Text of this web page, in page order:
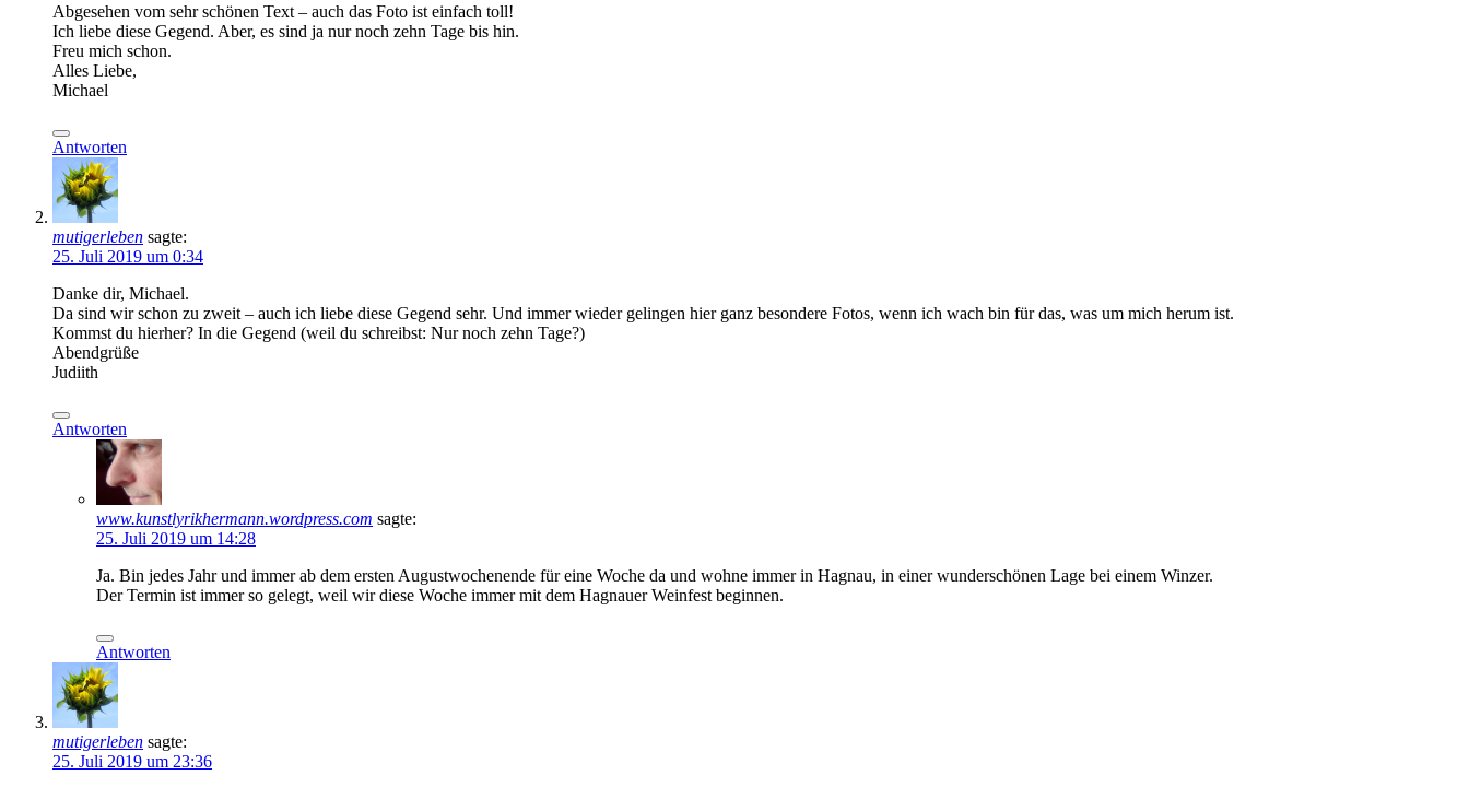
Abgesehen vom sehr schönen Text – auch das Foto ist einfach toll!
Ich liebe diese Gegend. Aber, es sind ja nur noch zehn Tage bis hin.
Freu mich schon.
Alles Liebe,
Michael
Antworten
mutigerleben sagte:
25. Juli 2019 um 0:34
Danke dir, Michael.
Da sind wir schon zu zweit – auch ich liebe diese Gegend sehr. Und immer wieder gelingen hier ganz besondere Fotos, wenn ich wach bin für das, was um mich herum ist.
Kommst du hierher? In die Gegend (weil du schreibst: Nur noch zehn Tage?)
Abendgrüße
Judiith
Antworten
www.kunstlyrikhermann.wordpress.com sagte:
25. Juli 2019 um 14:28
Ja. Bin jedes Jahr und immer ab dem ersten Augustwochenende für eine Woche da und wohne immer in Hagnau, in einer wunderschönen Lage bei einem Winzer.
Der Termin ist immer so gelegt, weil wir diese Woche immer mit dem Hagnauer Weinfest beginnen.
Antworten
mutigerleben sagte:
25. Juli 2019 um 23:36